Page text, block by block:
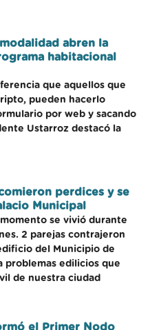
abren la
habitacional
que aquellos que
pueden hacerlo
por web y sacando
Ustarroz destacó la
perdices y se
Municipal
se vivió durante
2 parejas contrajeron
del Municipio de
problemas edilicios que
de nuestra ciudad
el Primer Nodo